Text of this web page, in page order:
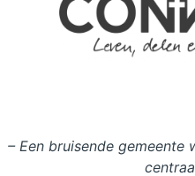
– Een bruisende gemeente